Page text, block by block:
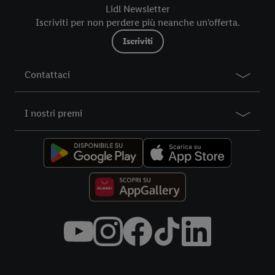
Lidl Newsletter
Iscriviti per non perdere più neanche un'offerta.
Iscriviti
Contattaci
I nostri premi
futuro, sono disponibili nella nostra
nostre informazioni legali sono consultabili qui.